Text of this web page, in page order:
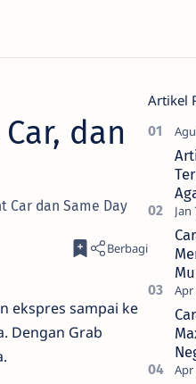
dan
Car dan Same Day
ekspres sampai ke
Dengan Grab
Artikel